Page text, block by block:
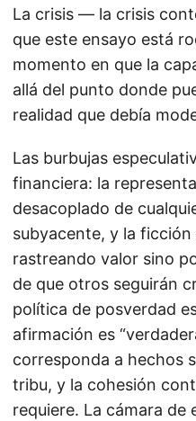
La crisis — la crisis
que este ensayo está
momento en que la
allá del punto donde
realidad que debía
Las burbujas
financiera: la
desacoplado de
subyacente, y la ficción
rastreando valor sino
de que otros seguirán
política de posverdad
afirmación es
corresponda a hechos
tribu, y la cohesión
requiere. La cámara de